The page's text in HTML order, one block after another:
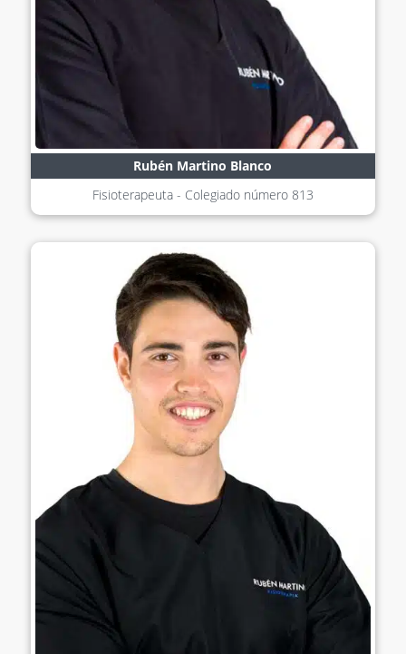
Rubén Martino Blanco
Fisioterapeuta - Colegiado número 813